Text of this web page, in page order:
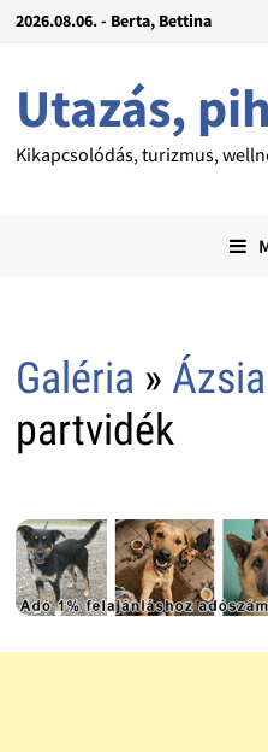
2026.08.06. - Berta, Bettina
Utazás,
Kikapcsolódás, turizmus,
Galéria » Ázsia
partvidék